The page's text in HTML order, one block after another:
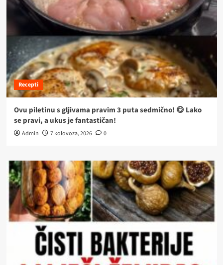
Recepti
Ovu piletinu s gljivama pravim 3 puta sedmično! 😋 Lako
se pravi, a ukus je fantastičan!
Admin 7 kolovoza, 2026 0